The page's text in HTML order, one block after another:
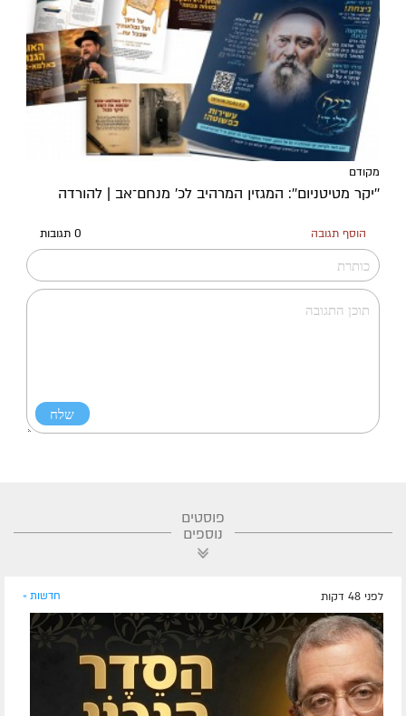
מקודם
''יקר מטיטניום'': המגזין המרהיב לכ’ מנחם־אב | להורדה
הוסף תגובה 0 תגובות
פוסטים
נוספים
לפני 48 דקות חדשות »